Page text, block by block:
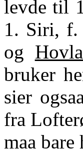
levde til
1. Siri, f.
og
bruker
sier
fra
maa bare